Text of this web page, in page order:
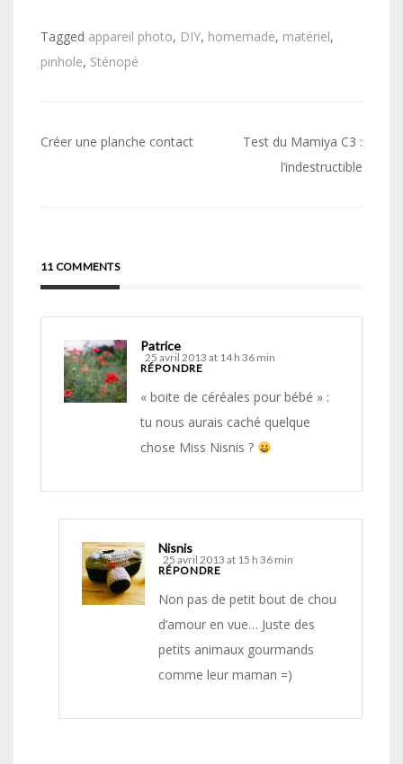
Tagged appareil photo, DIY, homemade, matériel,
pinhole, Sténopé
Navigation
Créer une planche contact
Test du Mamiya C3 :
l’indestructible
11 COMMENTS
Patrice
25 avril 2013 at 14 h 36 min
RÉPONDRE
« boite de céréales pour bébé » :
tu nous aurais caché quelque
chose Miss Nisnis ?
Nisnis
25 avril 2013 at 15 h 36 min
RÉPONDRE
Non pas de petit bout de chou
d’amour en vue… Juste des
petits animaux gourmands
comme leur maman =)